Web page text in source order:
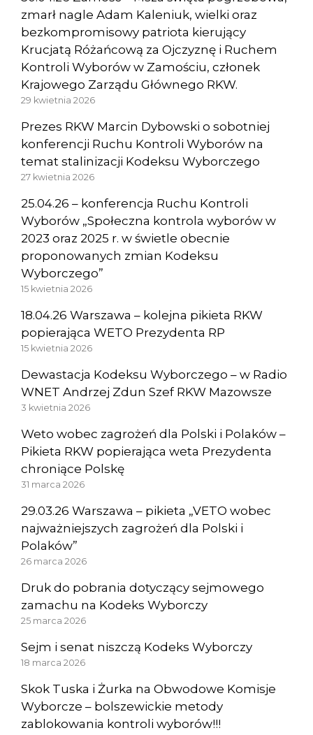
zmarł nagle Adam Kaleniuk, wielki oraz
bezkompromisowy patriota kierujący
Krucjatą Różańcową za Ojczyznę i Ruchem
Kontroli Wyborów w Zamościu, członek
Krajowego Zarządu Głównego RKW.
29 kwietnia 2026
Prezes RKW Marcin Dybowski o sobotniej
konferencji Ruchu Kontroli Wyborów na
temat stalinizacji Kodeksu Wyborczego
27 kwietnia 2026
25.04.26 – konferencja Ruchu Kontroli
Wyborów „Społeczna kontrola wyborów w
2023 oraz 2025 r. w świetle obecnie
proponowanych zmian Kodeksu
Wyborczego”
15 kwietnia 2026
18.04.26 Warszawa – kolejna pikieta RKW
popierająca WETO Prezydenta RP
15 kwietnia 2026
Dewastacja Kodeksu Wyborczego – w Radio
WNET Andrzej Zdun Szef RKW Mazowsze
3 kwietnia 2026
Weto wobec zagrożeń dla Polski i Polaków –
Pikieta RKW popierająca weta Prezydenta
chroniące Polskę
31 marca 2026
29.03.26 Warszawa – pikieta „VETO wobec
najważniejszych zagrożeń dla Polski i
Polaków”
26 marca 2026
Druk do pobrania dotyczący sejmowego
zamachu na Kodeks Wyborczy
25 marca 2026
Sejm i senat niszczą Kodeks Wyborczy
18 marca 2026
Skok Tuska i Żurka na Obwodowe Komisje
Wyborcze – bolszewickie metody
zablokowania kontroli wyborów!!!